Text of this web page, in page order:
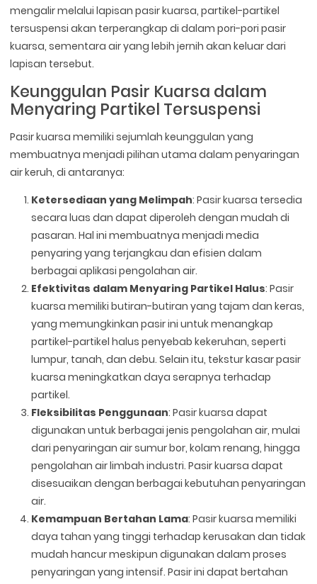
mengalir melalui lapisan pasir kuarsa, partikel-partikel
tersuspensi akan terperangkap di dalam pori-pori pasir
kuarsa, sementara air yang lebih jernih akan keluar dari
lapisan tersebut.
Keunggulan Pasir Kuarsa dalam
Menyaring Partikel Tersuspensi
Pasir kuarsa memiliki sejumlah keunggulan yang
membuatnya menjadi pilihan utama dalam penyaringan
air keruh, di antaranya:
Ketersediaan yang Melimpah: Pasir kuarsa tersedia
secara luas dan dapat diperoleh dengan mudah di
pasaran. Hal ini membuatnya menjadi media
penyaring yang terjangkau dan efisien dalam
berbagai aplikasi pengolahan air.
Efektivitas dalam Menyaring Partikel Halus: Pasir
kuarsa memiliki butiran-butiran yang tajam dan keras,
yang memungkinkan pasir ini untuk menangkap
partikel-partikel halus penyebab kekeruhan, seperti
lumpur, tanah, dan debu. Selain itu, tekstur kasar pasir
kuarsa meningkatkan daya serapnya terhadap
partikel.
Fleksibilitas Penggunaan: Pasir kuarsa dapat
digunakan untuk berbagai jenis pengolahan air, mulai
dari penyaringan air sumur bor, kolam renang, hingga
pengolahan air limbah industri. Pasir kuarsa dapat
disesuaikan dengan berbagai kebutuhan penyaringan
air.
Kemampuan Bertahan Lama: Pasir kuarsa memiliki
daya tahan yang tinggi terhadap kerusakan dan tidak
mudah hancur meskipun digunakan dalam proses
penyaringan yang intensif. Pasir ini dapat bertahan